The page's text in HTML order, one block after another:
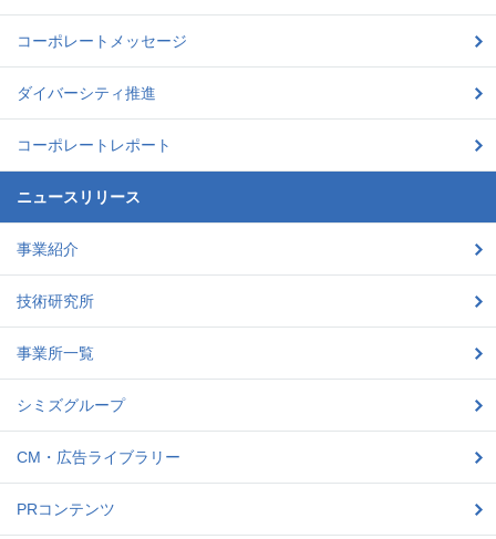
コーポレートメッセージ
ダイバーシティ推進
コーポレートレポート
ニュースリリース
事業紹介
技術研究所
事業所一覧
シミズグループ
CM・広告ライブラリー
PRコンテンツ